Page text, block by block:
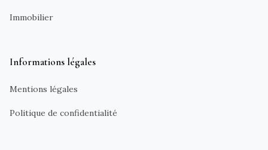
Immobilier
Informations légales
Mentions légales
Politique de confidentialité